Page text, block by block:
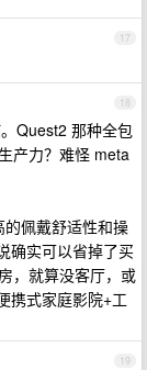
17
18
Quest2 那种全包
产力？难怪 meta
佩戴舒适性和操
确实可以省掉了买
，就算没客厅，或
携式家庭影院+工
19